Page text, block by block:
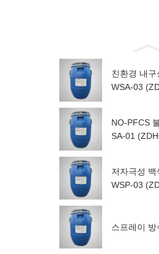
친환경 내구
WSA-03
NO-PFCS
SA-01
저자극성 백
WSP-03
스프레이